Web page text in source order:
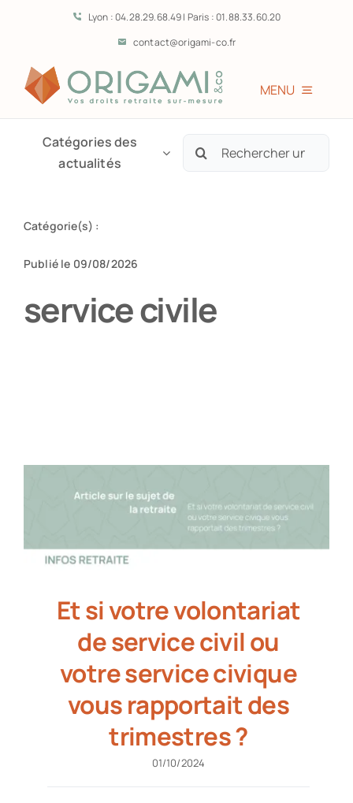
contenu
Lyon : 04.28.29.68.49 | Paris : 01.88.33.60.20
contact@origami-co.fr
MENU
Actualités
Contact
Catégories des
actualités
Rechercher:
Catégorie(s) :
Publié le 09/08/2026
service civile
Et si votre volontariat
de service civil ou
votre service civique
vous rapportait des
trimestres ?
01/10/2024